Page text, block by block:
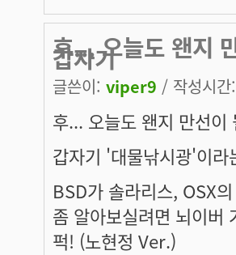
후... 오늘도 왠지
갑자기
글쓴이: viper9 / 작성시
후... 오늘도 왠지 만선
갑자기 '대물낚시광'이
BSD가 솔라리스, OSX
좀 알아보실려면 뇌이버
퍽! (노현정 Ver.)